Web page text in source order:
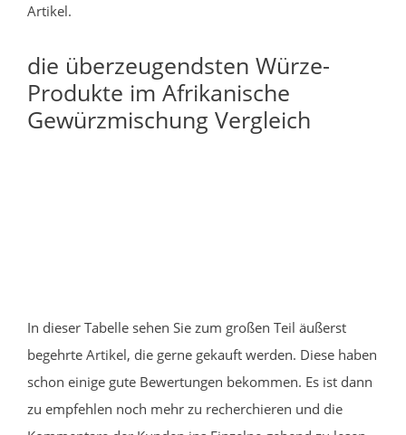
Artikel.
die überzeugendsten Würze-
Produkte im Afrikanische
Gewürzmischung Vergleich
In dieser Tabelle sehen Sie zum großen Teil äußerst
begehrte Artikel, die gerne gekauft werden. Diese haben
schon einige gute Bewertungen bekommen. Es ist dann
zu empfehlen noch mehr zu recherchieren und die